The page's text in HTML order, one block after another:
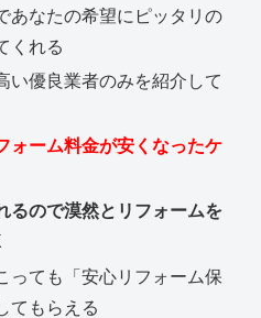
あなたの希望にピッタリの
くれる
い優良業者のみを紹介して
ォーム料金が安くなったケ
るので漠然とリフォームを
っても「安心リフォーム保
てもらえる